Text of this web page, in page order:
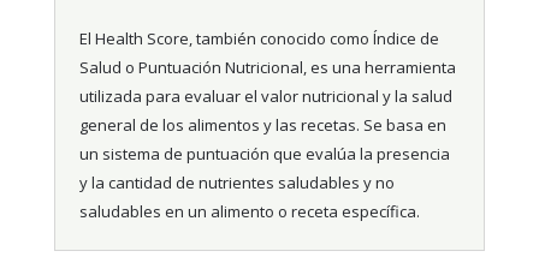
El Health Score, también conocido como Índice de
Salud o Puntuación Nutricional, es una herramienta
utilizada para evaluar el valor nutricional y la salud
general de los alimentos y las recetas. Se basa en
un sistema de puntuación que evalúa la presencia
y la cantidad de nutrientes saludables y no
saludables en un alimento o receta específica.